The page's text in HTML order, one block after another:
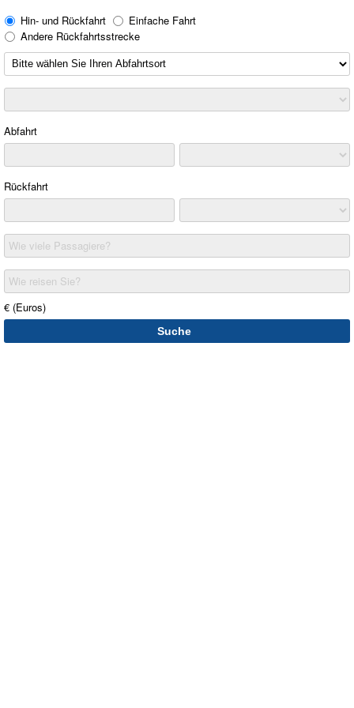
Hin- und Rückfahrt
Einfache Fahrt
Andere Rückfahrtsstrecke
Abfahrt
Rückfahrt
Wie viele Passagiere?
Wie reisen Sie?
€ (Euros)
Suche